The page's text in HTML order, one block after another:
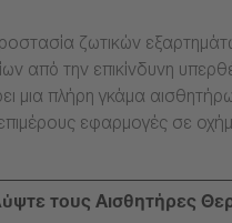
ζωτικών
από την επικίνδυνη
μια πλήρη γκάμα
εφαρμογές σε
τους Αισθητήρες